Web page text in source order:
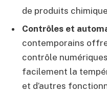
de produits
Contrôles et
contemporains
contrôle
facilement la
et d’autres